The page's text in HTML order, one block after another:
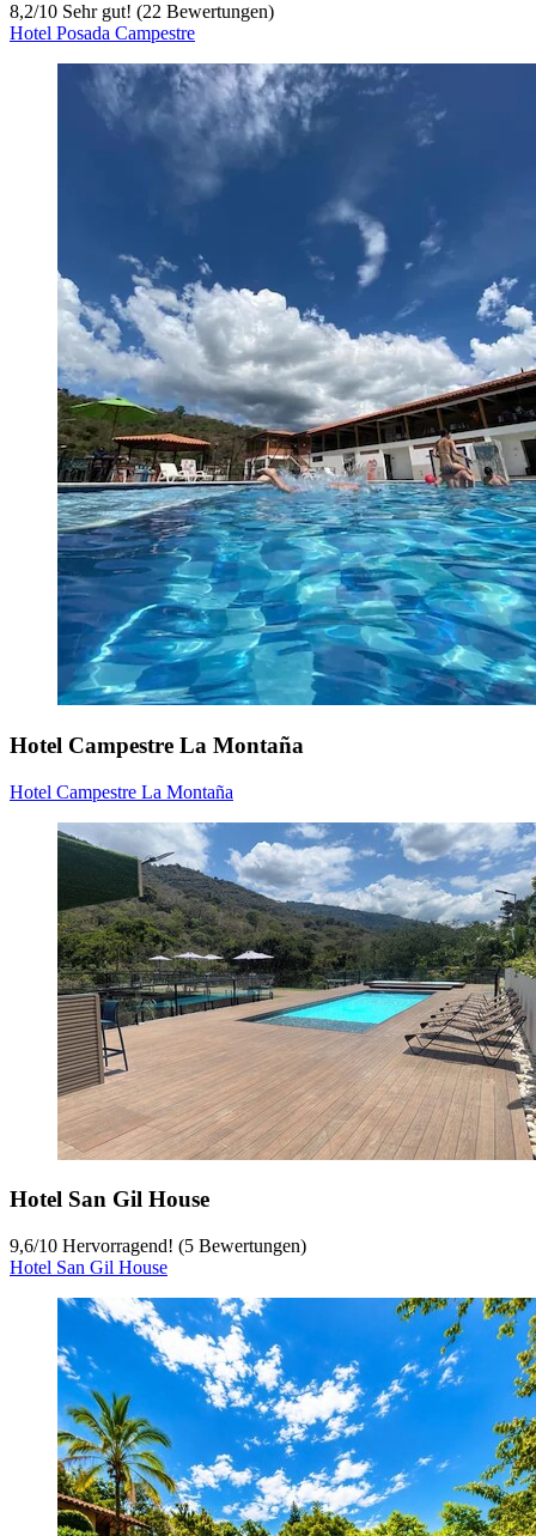
8,2/10 Sehr gut! (22 Bewertungen)
Hotel Posada Campestre
Hotel Campestre La Montaña
Hotel Campestre La Montaña
Hotel San Gil House
9,6/10 Hervorragend! (5 Bewertungen)
Hotel San Gil House